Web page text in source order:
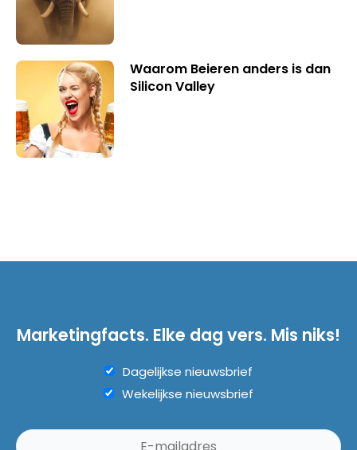
Waarom Beieren anders is dan
Silicon Valley
Marketingfacts. Elke dag vers. Mis niks!
Dagelijkse nieuwsbrief
Wekelijkse nieuwsbrief